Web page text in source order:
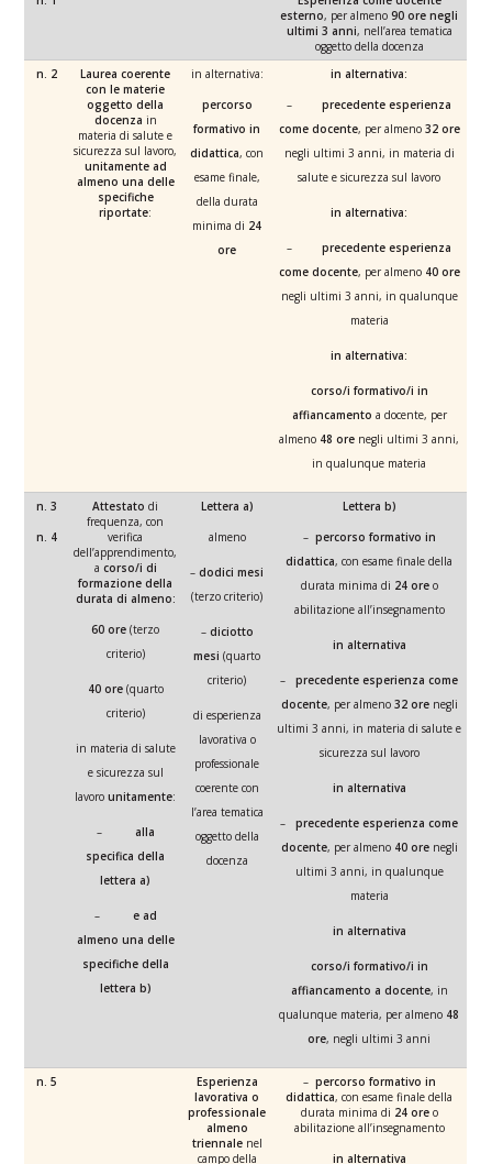
esterno, per almeno90 ore negli
ultimi 3 anni, nell’area tematica
oggetto della docenza
n. 2
Laurea coerente
con le materie
oggetto della
docenza in
materia di salute e
sicurezza sul lavoro,
unitamente ad
almeno una delle
specifiche
riportate:
in alternativa:
percorso
formativo in
didattica, con
esame finale,
della durata
minima di 24
ore
in alternativa:
–precedente esperienza
come docente, per almeno 32 ore
negli ultimi 3 anni, in materia di
salute e sicurezza sul lavoro
in alternativa:
–precedente esperienza
come docente, per almeno 40 ore
negli ultimi 3 anni, in qualunque
materia
in alternativa:
corso/i formativo/i in
affiancamento a docente, per
almeno 48 ore negli ultimi 3 anni,
in qualunque materia
n. 3
n. 4
Attestato di
frequenza, con
verifica
dell’apprendimento,
a corso/i di
formazione della
durata di almeno:
60 ore (terzo
criterio)
40 ore(quarto
criterio)
in materia di salute
e sicurezza sul
lavorounitamente:
– alla
specifica della
lettera a)
– e ad
almeno una delle
specifiche della
lettera b)
Lettera a)
almeno
–dodici mesi
(terzo criterio)
– diciotto
mesi (quarto
criterio)
di esperienza
lavorativa o
professionale
coerente con
l’area tematica
oggetto della
docenza
Lettera b)
– percorso formativo in
didattica, con esame finale della
durata minima di 24 oreo
abilitazione all’insegnamento
in alternativa
–precedente esperienza come
docente, per almeno 32 orenegli
ultimi 3 anni, in materia di salute e
sicurezza sul lavoro
in alternativa
–precedente esperienza come
docente, per almeno 40 orenegli
ultimi 3 anni, in qualunque
materia
in alternativa
corso/i formativo/i in
affiancamento a docente, in
qualunque materia, per almeno 48
ore, negli ultimi 3 anni
n. 5
Esperienza
lavorativa o
professionale
almeno
triennalenel
campo della
– percorso formativo in
didattica, con esame finale della
durata minima di 24 oreo
abilitazione all’insegnamento
in alternativa